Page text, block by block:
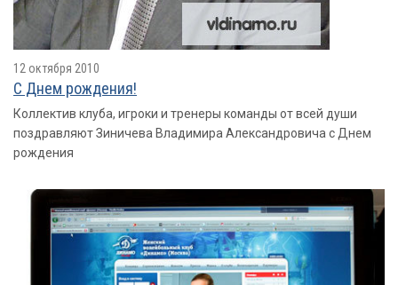
12 октября 2010
С Днем рождения!
Коллектив клуба, игроки и тренеры команды от всей души
поздравляют Зиничева Владимира Александровича с Днем
рождения